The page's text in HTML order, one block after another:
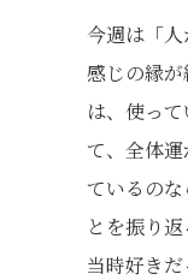
今週は「
感じの縁
は、使っ
て、全体
ているの
とを振り
当時好き